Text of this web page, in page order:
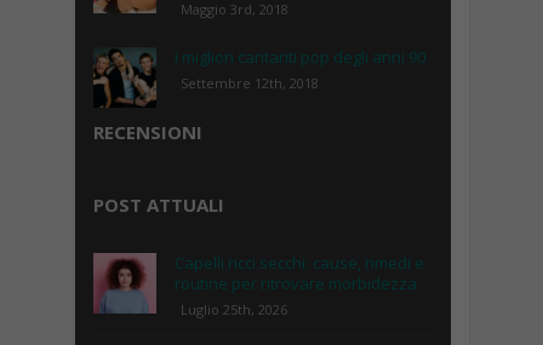
Maggio 3rd, 2018
I migliori cantanti pop degli anni 90
Settembre 12th, 2018
RECENSIONI
POST ATTUALI
Capelli ricci secchi: cause, rimedi e
routine per ritrovare morbidezza
Luglio 25th, 2026